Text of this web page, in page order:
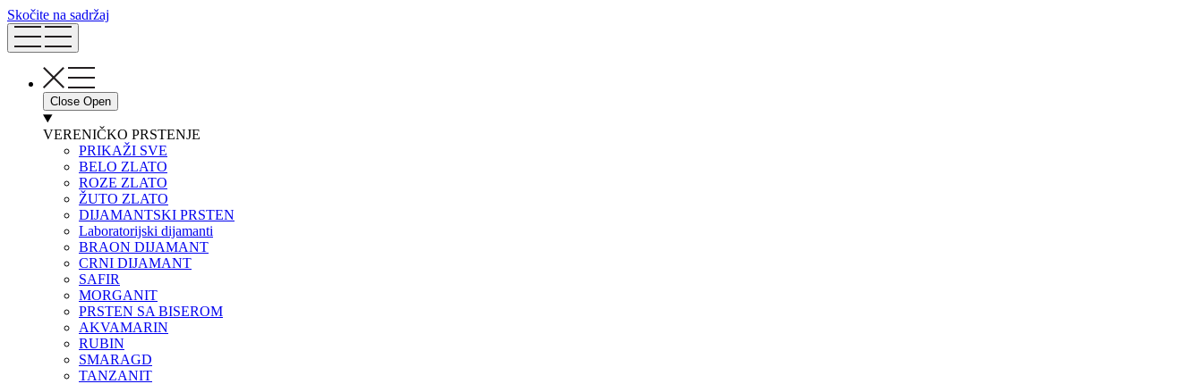
Skočite na sadržaj
Close Open
VERENIČKO PRSTENJE
PRIKAŽI SVE
BELO ZLATO
ROZE ZLATO
ŽUTO ZLATO
DIJAMANTSKI PRSTEN
Laboratorijski dijamanti
BRAON DIJAMANT
CRNI DIJAMANT
SAFIR
MORGANIT
PRSTEN SA BISEROM
AKVAMARIN
RUBIN
SMARAGD
TANZANIT